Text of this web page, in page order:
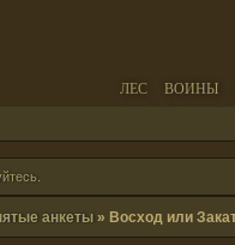
ЛЕС ВОИНЫ
анкеты »Восход или